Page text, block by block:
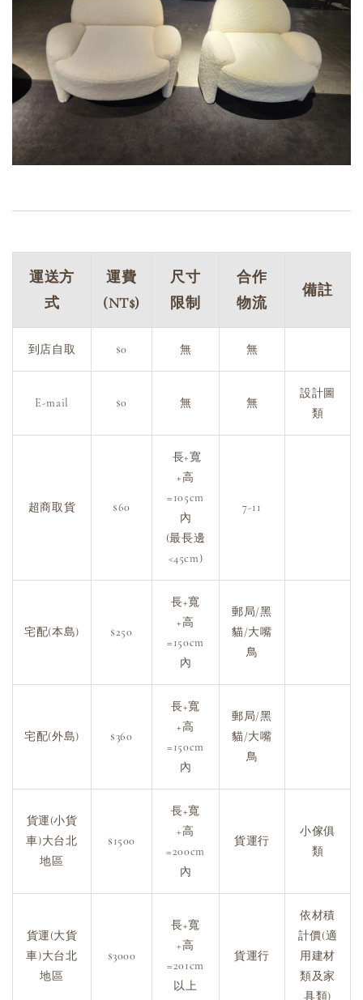
運送方
式
運費
(NT$)
尺寸
限制
合作
物流
備註
到店自取 $0 無 無
E-mail $0 無 無
設計圖
類
超商取貨 $60
長+寬
+高
=105cm
內
(最長邊
<45cm)
7-11
宅配(本島) $250
長+寬
+高
=150cm
內
郵局/黑
貓/大嘴
鳥
宅配(外島) $360
長+寬
+高
=150cm
內
郵局/黑
貓/大嘴
鳥
貨運(小貨
車)大台北
地區
$1500
長+寬
+高
=200cm
內
貨運行
小傢俱
類
貨運(大貨
車)大台北
地區
$3000
長+寬
+高
=201cm
以上
貨運行
依材積
計價(適
用建材
類及家
具類)